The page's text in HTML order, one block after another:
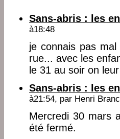
Sans-abris : les
à18:48
je connais pas
rue... avec les
le 31 au soir on
Sans-abris : les
à21:54, par Henri
Mercredi 30 mars
été fermé.